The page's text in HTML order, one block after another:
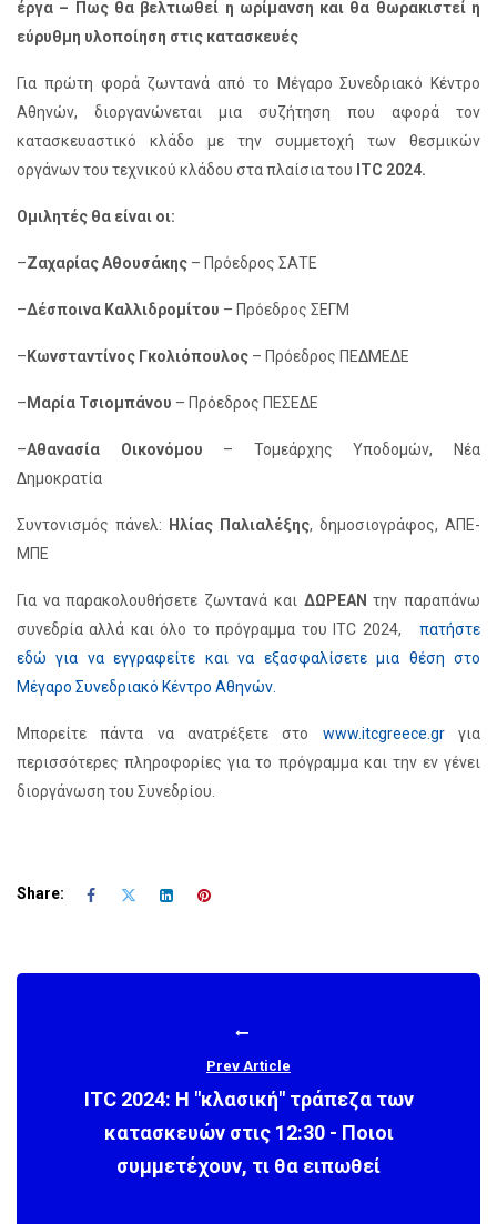
έργα – Πως θα βελτιωθεί η ωρίμανση και θα θωρακιστεί η
εύρυθμη υλοποίηση στις κατασκευές
Για πρώτη φορά ζωντανά από το Μέγαρο Συνεδριακό Κέντρο
Αθηνών, διοργανώνεται μια συζήτηση που αφορά τον
κατασκευαστικό κλάδο με την συμμετοχή των θεσμικών
οργάνων του τεχνικού κλάδου στα πλαίσια του ITC 2024.
Ομιλητές θα είναι οι:
–Ζαχαρίας Αθουσάκης – Πρόεδρος ΣΑΤΕ
–Δέσποινα Καλλιδρομίτου – Πρόεδρος ΣΕΓΜ
– Κωνσταντίνος Γκολιόπουλος – Πρόεδρος ΠΕΔΜΕΔΕ
– Μαρία Τσιομπάνου – Πρόεδρος ΠΕΣΕΔΕ
–Αθανασία Οικονόμου – Τομεάρχης Υποδομών, Νέα
Δημοκρατία
Συντονισμός πάνελ: Ηλίας Παλιαλέξης, δημοσιογράφος, ΑΠΕ-
ΜΠΕ
Για να παρακολουθήσετε ζωντανά και ΔΩΡΕΑΝ την παραπάνω
συνεδρία αλλά και όλο το πρόγραμμα του ITC 2024, πατήστε
εδώ για να εγγραφείτε και να εξασφαλίσετε μια θέση στο
Μέγαρο Συνεδριακό Κέντρο Αθηνών.
Μπορείτε πάντα να ανατρέξετε στο www.itcgreece.grγια
περισσότερες πληροφορίες για το πρόγραμμα και την εν γένει
διοργάνωση του Συνεδρίου.
Share:
Prev Article
ITC 2024: Η "κλασική" τράπεζα των
κατασκευών στις 12:30 - Ποιοι
συμμετέχουν, τι θα ειπωθεί